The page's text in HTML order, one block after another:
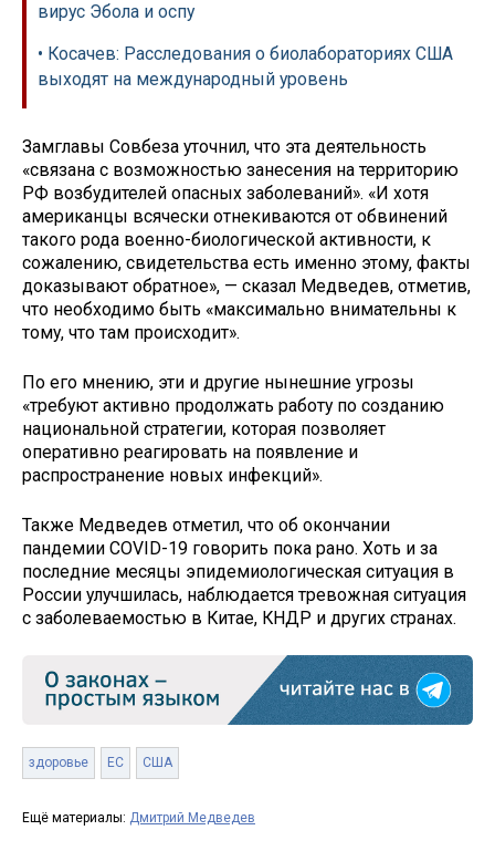
вирус Эбола и оспу
• Косачев: Расследования о биолабораториях США
выходят на международный уровень
Замглавы Совбеза уточнил, что эта деятельность
«связана с возможностью занесения на территорию
РФ возбудителей опасных заболеваний». «И хотя
американцы всячески отнекиваются от обвинений
такого рода военно-биологической активности, к
сожалению, свидетельства есть именно этому, факты
доказывают обратное», — сказал Медведев, отметив,
что необходимо быть «максимально внимательны к
тому, что там происходит».
По его мнению, эти и другие нынешние угрозы
«требуют активно продолжать работу по созданию
национальной стратегии, которая позволяет
оперативно реагировать на появление и
распространение новых инфекций».
Также Медведев отметил, что об окончании
пандемии COVID-19 говорить пока рано. Хоть и за
последние месяцы эпидемиологическая ситуация в
России улучшилась, наблюдается тревожная ситуация
с заболеваемостью в Китае, КНДР и других странах.
здоровье ЕС США
Ещё материалы: Дмитрий Медведев